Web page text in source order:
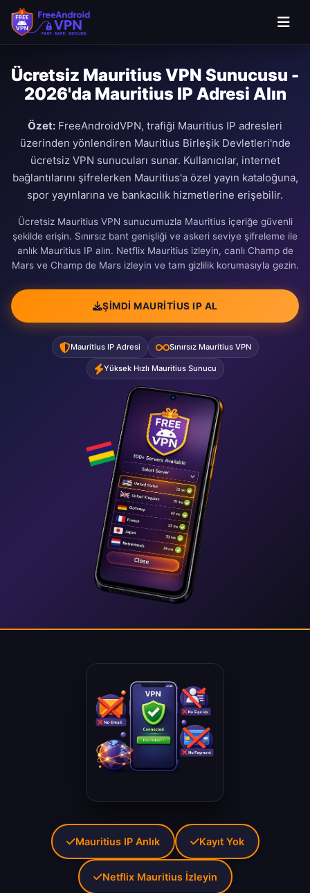
Ücretsiz Mauritius VPN Sunucusu -
2026'da Mauritius IP Adresi Alın
Özet: FreeAndroidVPN, trafiği Mauritius IP adresleri
üzerinden yönlendiren Mauritius Birleşik Devletleri'nde
ücretsiz VPN sunucuları sunar. Kullanıcılar, internet
bağlantılarını şifrelerken Mauritius'a özel yayın kataloğuna,
spor yayınlarına ve bankacılık hizmetlerine erişebilir.
Ücretsiz Mauritius VPN sunucumuzla Mauritius içeriğe güvenli
şekilde erişin. Sınırsız bant genişliği ve askeri seviye şifreleme ile
anlık Mauritius IP alın. Netflix Mauritius izleyin, canlı Champ de
Mars ve Champ de Mars izleyin ve tam gizlilik korumasıyla gezin.
ŞIMDI MAURITIUS IP AL
Mauritius IP Adresi Sınırsız Mauritius VPN
Yüksek Hızlı Mauritius Sunucu
Mauritius IP Anlık Kayıt Yok
Netflix Mauritius İzleyin